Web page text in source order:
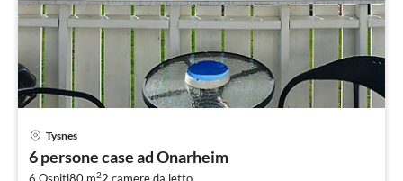
Tysnes
6 persone case ad Onarheim
2